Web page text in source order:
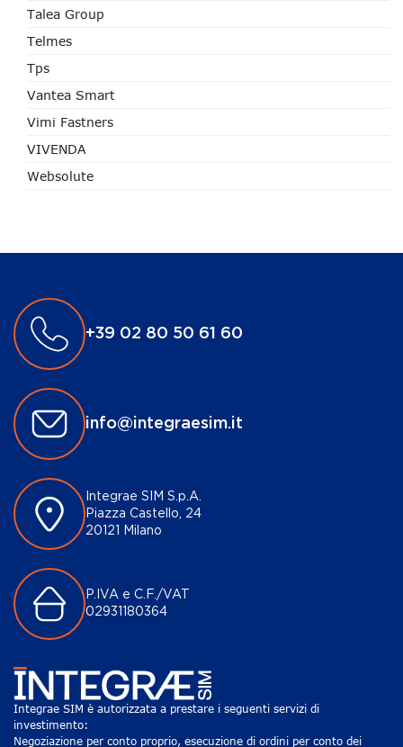
Talea Group
Telmes
Tps
Vantea Smart
Vimi Fastners
VIVENDA
Websolute
+39 02 80 50 61 60
info@integraesim.it
Integrae SIM S.p.A.
Piazza Castello, 24
20121 Milano
P.IVA e C.F./VAT
02931180364
Integrae SIM è autorizzata a prestare i seguenti servizi di
investimento:
Negoziazione per conto proprio, esecuzione di ordini per conto dei